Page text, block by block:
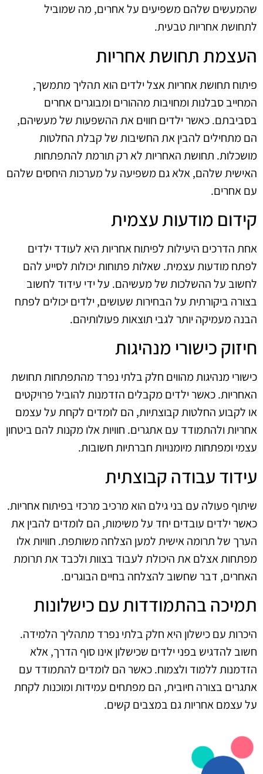
שהמעשים שלהם משפיעים על אחרים, מה שמוביל
לתחושת אחריות טבעית.
העצמת תחושת אחריות
פיתוח תחושת אחריות אצל ילדים הוא תהליך מתמשך,
המחייב סבלנות ומחויבות מההורים ומבוגרים אחרים
בסביבתם. כאשר ילדים חווים את ההשפעות של מעשיהם,
הם מתחילים להבין את החשיבות של קבלת החלטות
מושכלות. תחושת האחריות לא רק תורמת להתפתחות
האישית שלהם, אלא גם משפיעה על מערכות היחסים שלהם
עם אחרים.
קידום מודעות עצמית
אחת הדרכים היעילות לפיתוח אחריות היא לעודד ילדים
לפתח מודעות עצמית. שאלות פתוחות יכולות לסייע להם
לחשוב על ההשלכות של מעשיהם. על ידי עידוד לחשוב
בצורה ביקורתית על הבחירות שעושים, ילדים יכולים לפתח
הבנה מעמיקה יותר לגבי תוצאות פעולותיהם.
חיזוק כישורי מנהיגות
כישורי מנהיגות מהווים חלק בלתי נפרד מהתפתחות תחושת
האחריות. כאשר ילדים מקבלים הזדמנות להוביל פרויקטים
או לקבוע החלטות קבוצתיות, הם לומדים לקחת על עצמם
אחריות ולהתמודד עם אתגרים. חוויות אלו מקנות להם ביטחון
עצמי ומפתחות מיומנויות חברתיות חשובות.
עידוד עבודה קבוצתית
שיתוף פעולה עם בני גילם הוא מרכיב מרכזי בפיתוח אחריות.
כאשר ילדים עובדים יחד על משימות, הם לומדים להבין את
הערך של תרומה אישית למען הצלחה משותפת. חוויות אלו
מפתחות אצלם את היכולת לעבוד בצוות ולכבד את תרומת
האחרים, דבר שחשוב להצלחה בחיים הבוגרים.
תמיכה בהתמודדות עם כישלונות
היכרות עם כישלון היא חלק בלתי נפרד מתהליך הלמידה.
חשוב להדגיש בפני ילדים שכישלון אינו סוף הדרך, אלא
הזדמנות ללמוד ולצמוח. כאשר הם לומדים להתמודד עם
אתגרים בצורה חיובית, הם מפתחים עמידות ומוכנות לקחת
על עצמם אחריות גם במצבים קשים.